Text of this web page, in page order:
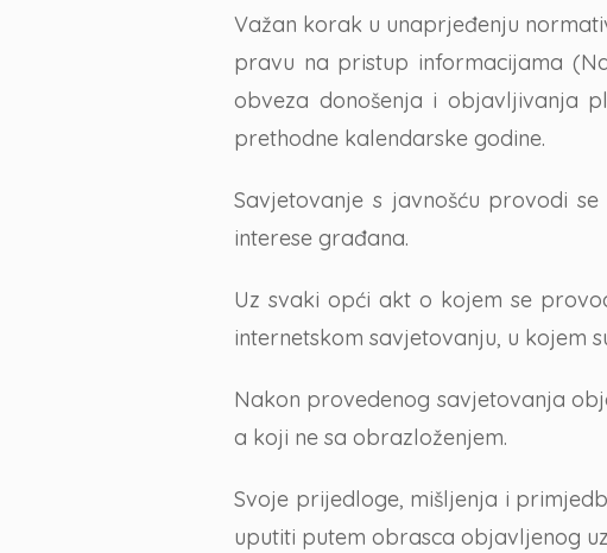
Važan korak u unaprjeđenju
pravu na pristup informacijama
obveza donošenja i objavljivanja
prethodne kalendarske godine.
Savjetovanje s javnošću provodi
interese građana.
Uz svaki opći akt o kojem se
internetskom savjetovanju, u kojem
Nakon provedenog savjetovanja
a koji ne sa obrazloženjem.
Svoje prijedloge, mišljenja i
uputiti putem obrasca objavljenog